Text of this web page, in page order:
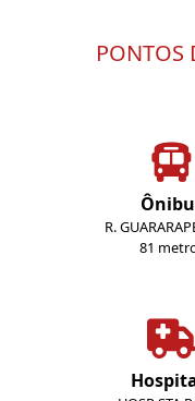
PONTOS
R.
81